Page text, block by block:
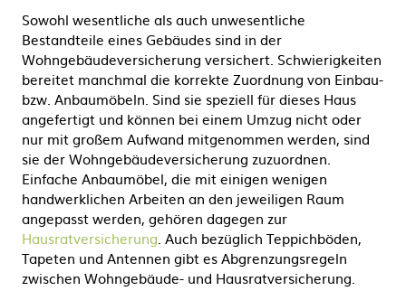
Sowohl wesentliche als auch unwesentliche
Bestandteile eines Gebäudes sind in der
Wohngebäudeversicherung versichert. Schwierigkeiten
bereitet manchmal die korrekte Zuordnung von Einbau-
bzw. Anbaumöbeln. Sind sie speziell für dieses Haus
angefertigt und können bei einem Umzug nicht oder
nur mit großem Aufwand mitgenommen werden, sind
sie der Wohngebäudeversicherung zuzuordnen.
Einfache Anbaumöbel, die mit einigen wenigen
handwerklichen Arbeiten an den jeweiligen Raum
angepasst werden, gehören dagegen zur
Hausratversicherung. Auch bezüglich Teppichböden,
Tapeten und Antennen gibt es Abgrenzungsregeln
zwischen Wohngebäude- und Hausratversicherung.